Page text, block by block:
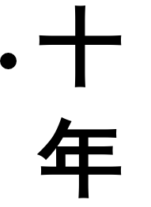
十
年